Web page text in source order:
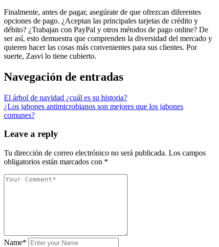
Finalmente, antes de pagar, asegúrate de que ofrezcan diferentes
opciones de pago. ¿Aceptan las principales tarjetas de crédito y
débito? ¿Trabajan con PayPal y otros métodos de pago online? De
ser así, esto demuestra que comprenden la diversidad del mercado y
quieren hacer las cosas más convenientes para sus clientes. Por
suerte, Zasvi lo tiene cubierto.
Navegación de entradas
El árbol de navidad ¿cuál es su historia?
¿Los jabones antimicrobianos son mejores que los jabones
comunes?
Leave a reply
Tu dirección de correo electrónico no será publicada. Los campos
obligatorios están marcados con *
Name*